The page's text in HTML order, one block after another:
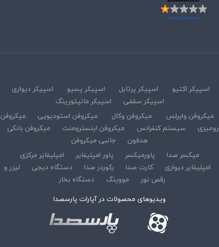
اسپیکر اکتیو اسپیکر پرتابل اسپیکر پسیو
اسپیکر دیواری
اسپیکر سقفی
اسپیکر مانیتورینگ
میکروفن وایرلس
میکروفن وکال میکروفن استودیویی
میکروفن
رومیزی
سیستم کنفرانس میکروفن اینسترومنت
میکروفن بانکی
هدفون
جانبی میکروفن
میکسر صدا
پاورمیکسر پاور امپلیفایر
امپلیفایر مرکزی
امپلیفایر دیواری
کارت صدا رکوردر صدا دستگاه دیجی
لیزر و
رقص نور
مووینگ
دستگاه بخار
ویدیوهای محصولات در آپارات پارسصدا